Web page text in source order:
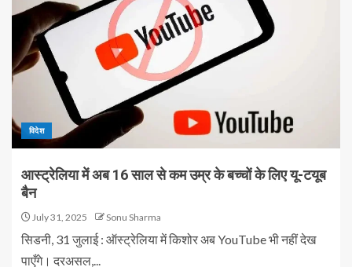
विदेश
आस्ट्रेलिया में अब 16 साल से कम उम्र के बच्चों के लिए यू-टयूब
बैन
July 31, 2025 Sonu Sharma
सिडनी, 31 जुलाई : ऑस्ट्रेलिया में किशोर अब YouTube भी नहीं देख
पाएँगे। दरअसल,...